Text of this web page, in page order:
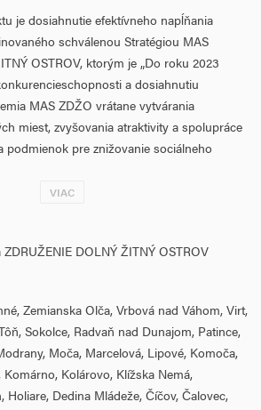
je dosiahnutie efektívneho napĺňania
schválenou Stratégiou MAS
OSTROV, ktorým je „Do roku 2023
a dosiahnutiu
MAS ZDŽO vrátane vytvárania
miest, zvyšovania atraktivity a spolupráce
podmienok pre znižovanie sociálneho
poľnohospodárskych
obcí MAS ZDŽO,
medzi mestami Komárno, Kolárovo
službách,
VIAC
DOLNÝ ŽITNÝ OSTROV
Zemianska Olča, Vrbová nad Váhom, Virt,
Sokolce, Radvaň nad Dunajom, Patince,
Moča, Marcelová, Lipové, Komoča,
Kolárovo, Klížska Nemá,
Holiare, Dedina Mládeže, Číčov, Čalovec,